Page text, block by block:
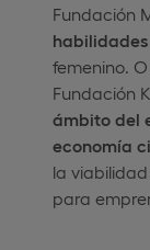
Fundación
femenino.
Fundación
ámbito del
economía
la
para